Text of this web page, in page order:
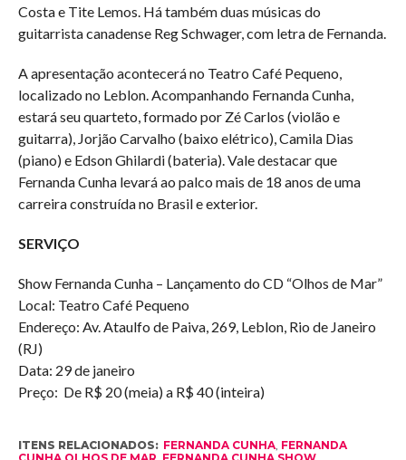
Costa e Tite Lemos. Há também duas músicas do
guitarrista canadense Reg Schwager, com letra de Fernanda.
A apresentação acontecerá no Teatro Café Pequeno,
localizado no Leblon. Acompanhando Fernanda Cunha,
estará seu quarteto, formado por Zé Carlos (violão e
guitarra), Jorjão Carvalho (baixo elétrico), Camila Dias
(piano) e Edson Ghilardi (bateria). Vale destacar que
Fernanda Cunha levará ao palco mais de 18 anos de uma
carreira construída no Brasil e exterior.
SERVIÇO
Show Fernanda Cunha – Lançamento do CD “Olhos de Mar”
Local: Teatro Café Pequeno
Endereço: Av. Ataulfo de Paiva, 269, Leblon, Rio de Janeiro
(RJ)
Data: 29 de janeiro
Preço: De R$ 20 (meia) a R$ 40 (inteira)
ITENS RELACIONADOS: FERNANDA CUNHA, FERNANDA